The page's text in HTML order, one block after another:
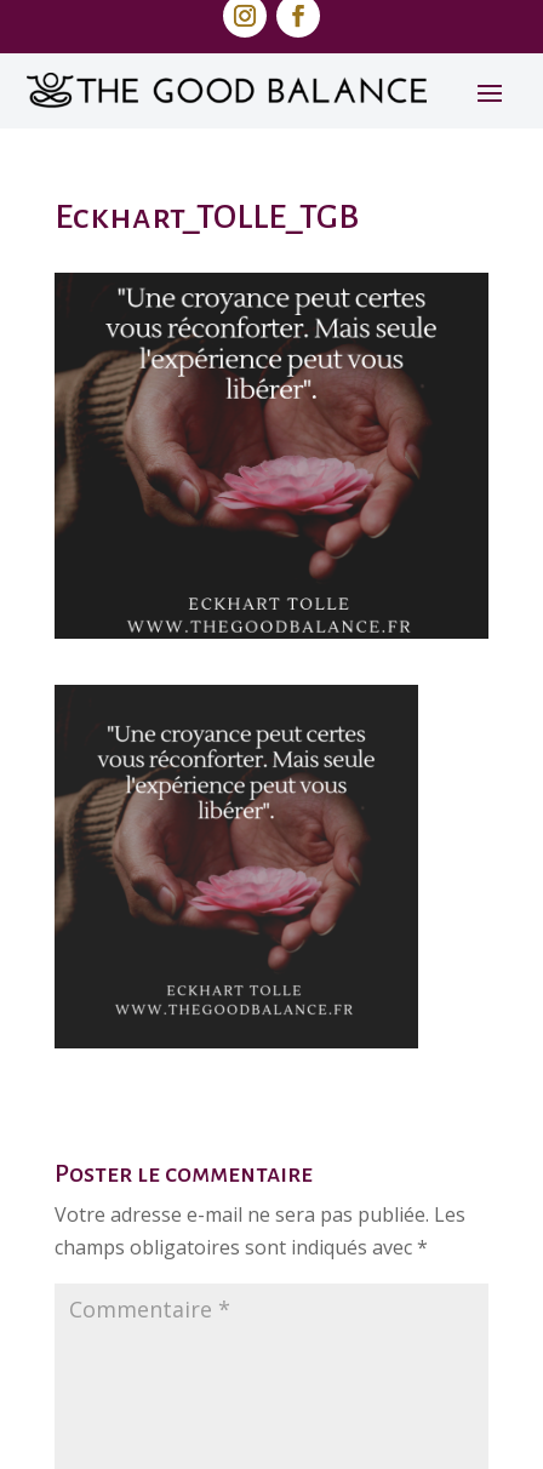
Eckhart_TOLLE_TGB
Poster le commentaire
Votre adresse e-mail ne sera pas publiée. Les
champs obligatoires sont indiqués avec*